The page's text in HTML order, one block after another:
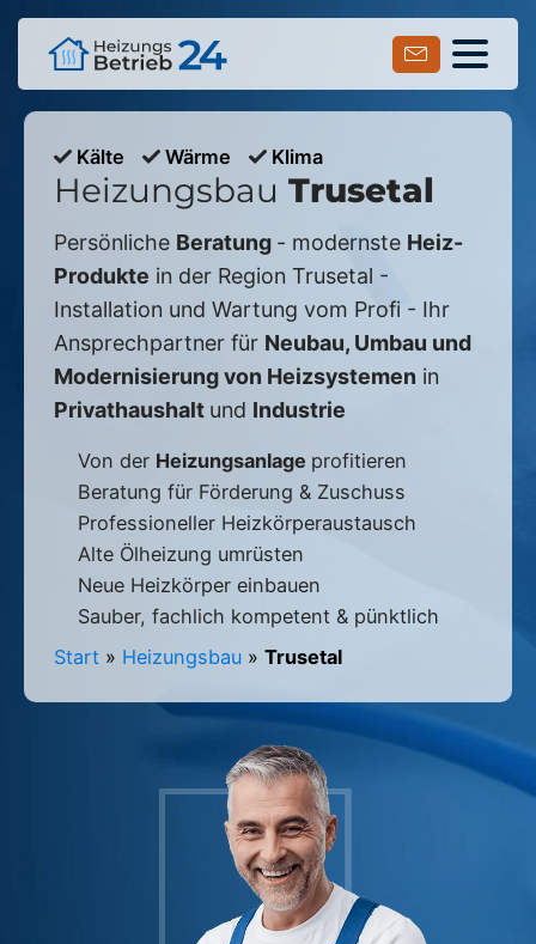
Kälte Wärme Klima
Heizungsbau Trusetal
Persönliche Beratung - modernste Heiz-
Produkte in der Region Trusetal -
Installation und Wartung vom Profi - Ihr
Ansprechpartner für Neubau, Umbau und
Modernisierung von Heizsystemen in
Privathaushalt und Industrie
Von der Heizungsanlage profitieren
Beratung für Förderung & Zuschuss
Professioneller Heizkörperaustausch
Alte Ölheizung umrüsten
Neue Heizkörper einbauen
Sauber, fachlich kompetent & pünktlich
Start » Heizungsbau » Trusetal